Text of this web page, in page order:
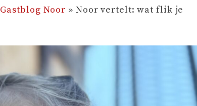
Gastblog Noor » Noor vertelt: wat flik je